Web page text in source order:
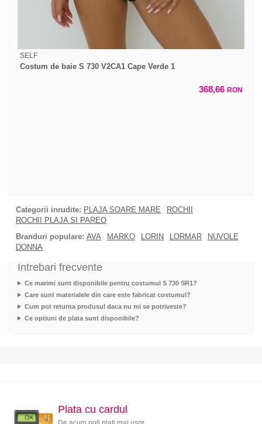
SELF
Costum de baie S 730 V2CA1 Cape Verde 1
368,66 RON
Categorii inrudite: PLAJA SOARE MARE
ROCHII
ROCHII PLAJA SI PAREO
Branduri populare: AVA MARKO LORIN LORMAR
NUVOLE
DONNA
Intrebari frecvente
Ce marimi sunt disponibile pentru costumul S 730 SR1?
Care sunt materialele din care este fabricat costumul?
Cum pot returna produsul daca nu mi se potriveste?
Ce optiuni de plata sunt disponibile?
Plata cu cardul